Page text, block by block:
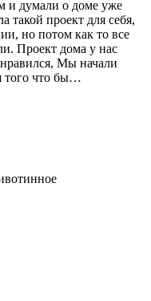
и думали о доме уже
такой проект для себя,
но потом как то все
Проект дома у нас
Мы начали
того что бы…